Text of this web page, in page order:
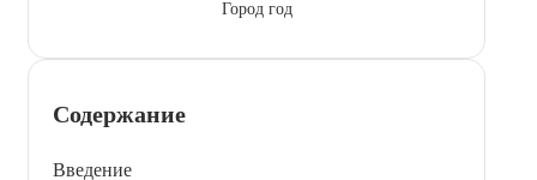
Город год
Содержание
Введение